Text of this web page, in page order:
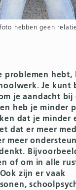
hebben geen
problemen
Je kunt
je aandacht bij
heb je minder
dat je minder
dat er meer
meer
of om in alle
zijn er vaak